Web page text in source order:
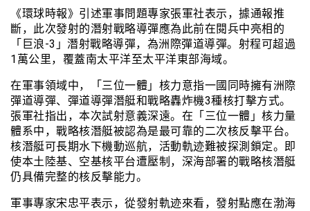
《環球時報》引述軍事問題專家張軍社表示，據通報推
斷，此次發射的潛射戰略導彈應為此前在閱兵中亮相的
「巨浪-3」潛射戰略導彈，為洲際彈道導彈。射程可超過
1萬公里，覆蓋南太平洋至太平洋東部海域。
在軍事領域中，「三位一體」核力意指一國同時擁有洲際
彈道導彈、彈道導彈潛艇和戰略轟炸機3種核打擊方式。
張軍社指出，本次試射意義深遠。在「三位一體」核力量
體系中，戰略核潛艇被認為是最可靠的二次核反擊平台。
核潛艇可長期水下機動巡航，活動軌迹難被探測鎖定。即
使本土陸基、空基核平台遭壓制，深海部署的戰略核潛艇
仍具備完整的核反擊能力。
軍事專家宋忠平表示，從發射軌迹來看，發射點應在渤海